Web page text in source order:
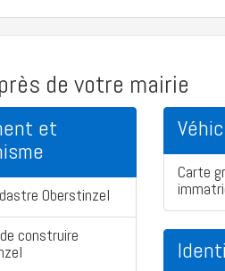
de votre mairie
et
Oberstinzel
construire
Carte